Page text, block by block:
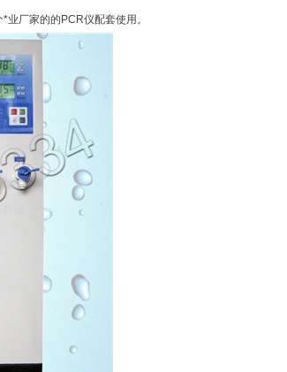
厂家的的PCR仪配套使用。